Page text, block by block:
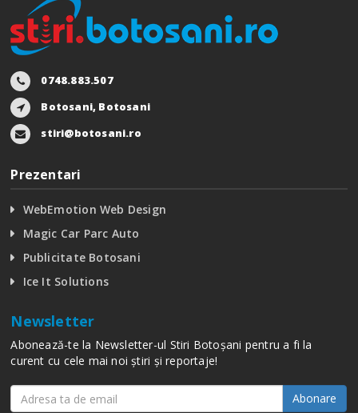
0748.883.507
Botosani, Botosani
stiri@botosani.ro
Prezentari
WebEmotion Web Design
Magic Car Parc Auto
Publicitate Botosani
Ice It Solutions
Newsletter
Abonează-te la Newsletter-ul Stiri Botoșani pentru a fi la
curent cu cele mai noi știri și reportaje!
Abonare